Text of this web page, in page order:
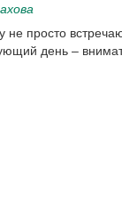
не просто
день –